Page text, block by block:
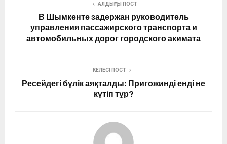
АЛДЫҢҒЫ ПОСТ
В Шымкенте задержан руководитель
управления пассажирского транспорта и
автомобильных дорог городского акимата
КЕЛЕСІ ПОСТ
Ресейдегі бүлік аяқталды: Пригожинді енді не
күтіп тұр?